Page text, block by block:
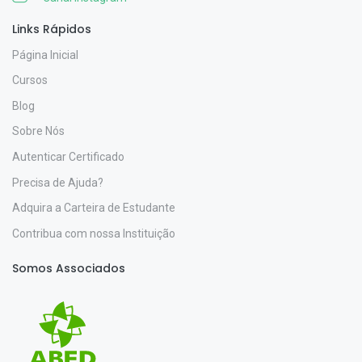
Links Rápidos
Página Inicial
Cursos
Blog
Sobre Nós
Autenticar Certificado
Precisa de Ajuda?
Adquira a Carteira de Estudante
Contribua com nossa Instituição
Somos Associados